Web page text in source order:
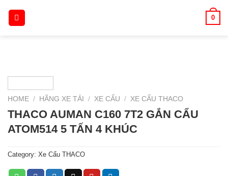
0
HOME / HÃNG XE TẢI / XE CẨU / XE CẨU THACO
THACO AUMAN C160 7T2 GẮN CẨU
ATOM514 5 TẤN 4 KHÚC
Category: Xe Cẩu THACO